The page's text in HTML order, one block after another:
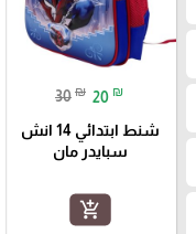
30 ₪ 20 ₪
شنط ابتدائي 14 انش
سبايدر مان
add_shopping_cart